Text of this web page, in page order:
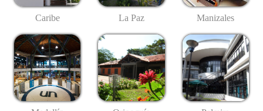
Caribe La Paz Manizales